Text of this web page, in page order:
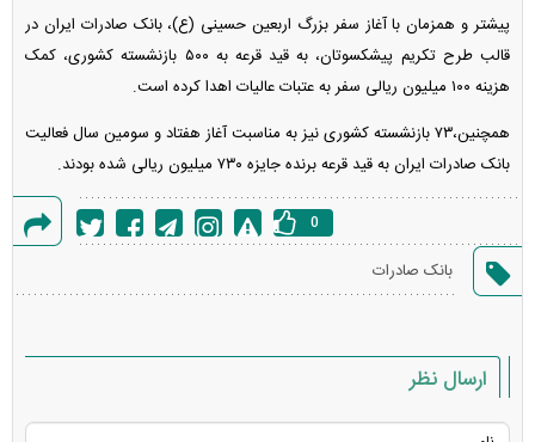
پیشتر و همزمان با آغاز سفر بزرگ اربعین حسینی (ع)، بانک صادرات ایران در
قالب طرح تکریم پیشکسوتان، به قید قرعه به ۵۰۰ بازنشسته کشوری، کمک
هزینه ۱۰۰ میلیون ریالی سفر به عتبات عالیات اهدا کرده است.
همچنین،٧٣ بازنشسته کشوری نیز به مناسبت آغاز هفتاد و سومین سال فعالیت
بانک صادرات ایران به قید قرعه برنده جایزه ۷۳۰ میلیون ریالی شده بودند.
خطا
0
بانک صادرات
ارسال نظر